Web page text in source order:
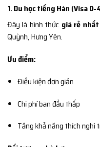
1. Du học tiếng Hàn (Visa D-
Đây là hình thức giá rẻ nhất
Quỳnh, Hưng Yên.
Ưu điểm:
Điều kiện đơn giản
Chi phí ban đầu thấp
Tăng khả năng thích nghi